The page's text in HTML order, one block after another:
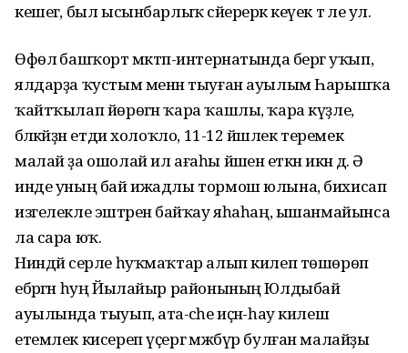
кешегә, был ысынбарлыҡ сәйерерәк кеүек тә әле ул.
Өфөлә башҡорт мәктәп-интернатында бергә уҡып,
ялдарҙа ҡустым менән тыуған ауылым Һарышҡа
ҡайтҡылап йөрөгән ҡара ҡашлы, ҡара күҙле,
бәләкәйҙән етди холоҡло, 11-12 йәшлек теремек
малай ҙа ошолай ил ағаһы йәшенә еткән икән дә. Ә
инде уның бай ижадлы тормош юлына, бихисап
изгелекле эштәренә байҡау яһаһаң, ышанмайынса
ла сара юҡ.
Ниндәй серле һуҡмаҡтар алып килеп төшөрөп
ебәргән һуң Йылайыр районының Юлдыбай
ауылында тыуып, ата-әсәһе иҫән-һау килеш
етемлек кисереп үҫергә мәжбүр булған малайҙы